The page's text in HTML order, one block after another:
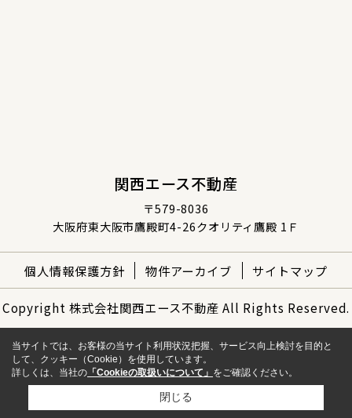
関西エース不動産
〒579-8036
大阪府東大阪市鷹殿町4-26クオリティ鷹殿 1Ｆ
個人情報保護方針 物件アーカイブ サイトマップ
Copyright 株式会社関西エース不動産 All Rights Reserved.
当サイトでは、お客様の当サイト利用状況把握、サービス向上検討を目的と
して、クッキー（Cookie）を使用しています。
詳しくは、当社の 「Cookieの取扱いについて」 をご確認ください。
閉じる